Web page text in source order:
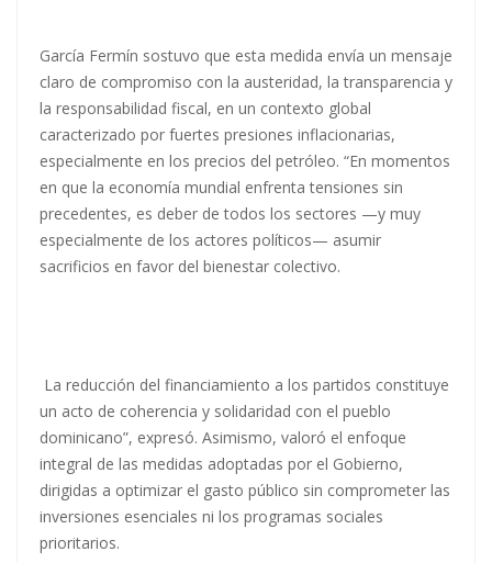
García Fermín sostuvo que esta medida envía un mensaje
claro de compromiso con la austeridad, la transparencia y
la responsabilidad fiscal, en un contexto global
caracterizado por fuertes presiones inflacionarias,
especialmente en los precios del petróleo. “En momentos
en que la economía mundial enfrenta tensiones sin
precedentes, es deber de todos los sectores —y muy
especialmente de los actores políticos— asumir
sacrificios en favor del bienestar colectivo.
La reducción del financiamiento a los partidos constituye
un acto de coherencia y solidaridad con el pueblo
dominicano”, expresó. Asimismo, valoró el enfoque
integral de las medidas adoptadas por el Gobierno,
dirigidas a optimizar el gasto público sin comprometer las
inversiones esenciales ni los programas sociales
prioritarios.